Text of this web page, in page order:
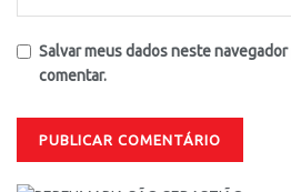
Salvar meus dados neste
comentar.